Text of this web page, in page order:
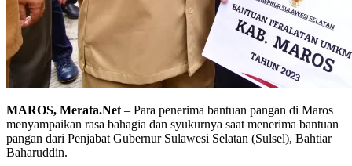
MAROS, Merata.Net – Para penerima bantuan pangan di Maros
menyampaikan rasa bahagia dan syukurnya saat menerima bantuan
pangan dari Penjabat Gubernur Sulawesi Selatan (Sulsel), Bahtiar
Baharuddin.